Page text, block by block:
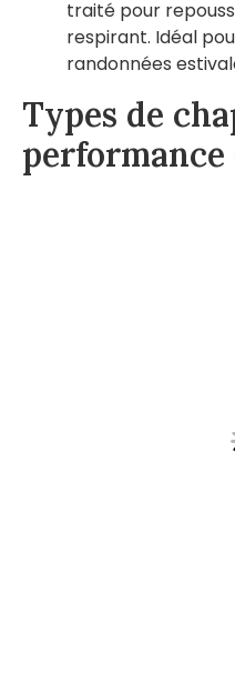
traité pour
respirant. Idéal
randonnées
Types de